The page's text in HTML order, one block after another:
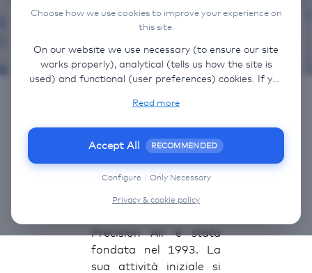
Choose how we use cookies to improve your experience on
this site.
On our website we use necessary (to ensure our site
works properly), analytical (tells us how the site is
used) and functional (user preferences) cookies. If you
(non-EU) countries. On our website, we provide links
their own cookies, privacy policy, and terms. For more
information on the cookies that we use, choose
“Configure” below.
Read more
Accept All RECOMMENDED
Configure Only Necessary
Privacy & cookie policy
Contatto
Email: precisionair.italy@aviareps.com
Codice IATA: PW - 031
Precision Air
Precision Air è stata
fondata nel 1993. La
sua attività iniziale si